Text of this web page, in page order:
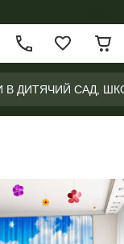
ДИТЯЧИЙ САД,